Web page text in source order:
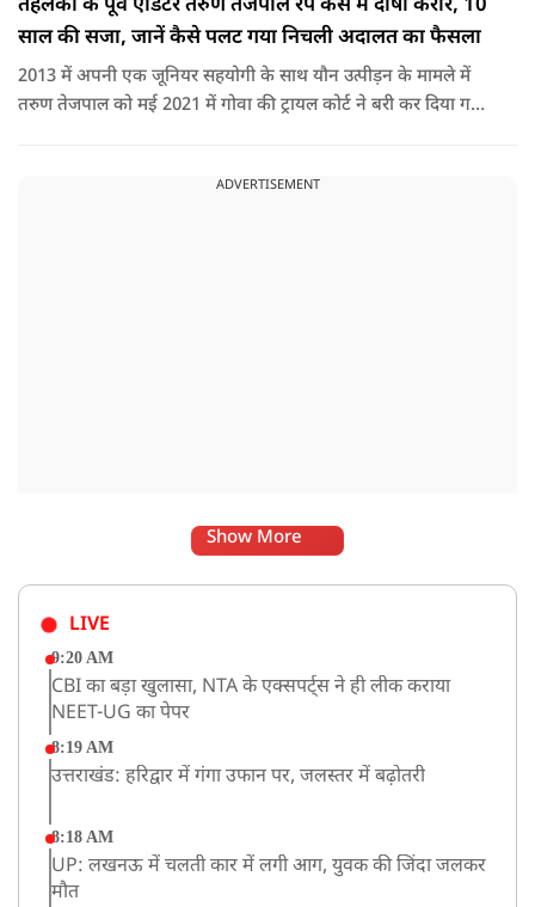
तहलका के पूर्व एडिटर तरुण तेजपाल रेप केस में दोषी करार, 10
साल की सजा, जानें कैसे पलट गया निचली अदालत का फैसला
2013 में अपनी एक जूनियर सहयोगी के साथ यौन उत्पीड़न के मामले में
तरुण तेजपाल को मई 2021 में गोवा की ट्रायल कोर्ट ने बरी कर दिया गया
ADVERTISEMENT
Show More
LIVE
9:20 AM
CBI का बड़ा खुलासा, NTA के एक्सपर्ट्स ने ही लीक कराया
NEET-UG का पेपर
8:19 AM
उत्तराखंड: हरिद्वार में गंगा उफान पर, जलस्तर में बढ़ोतरी
8:18 AM
UP: लखनऊ में चलती कार में लगी आग, युवक की जिंदा जलकर
मौत